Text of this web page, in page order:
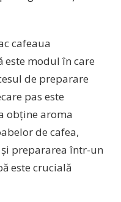
cafeaua
este modul în care
de preparare
pas este
obține aroma
de cafea,
prepararea într-un
este crucială